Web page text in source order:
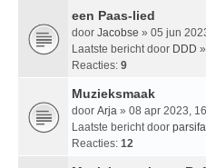
een Paas-lied
door Jacobse » 05 jun
Laatste bericht door DDD »
Reacties: 9
Muzieksmaak
door Arja » 08 apr 2023,
Laatste bericht door
Reacties: 12